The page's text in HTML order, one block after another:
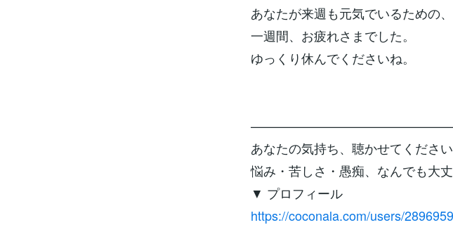
あなたが来週も元気でいるための
一週間、お疲れさまでした。
ゆっくり休んでくださいね。
あなたの気持ち、聴かせてください
悩み・苦しさ・愚痴、なんでも大丈
▼ プロフィール
https://coconala.com/users/2896959